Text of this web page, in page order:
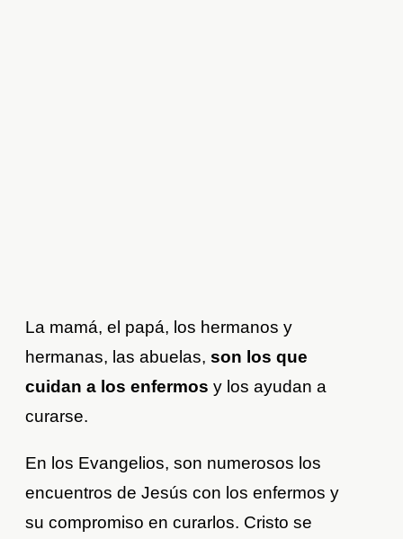
La mamá, el papá, los hermanos y
hermanas, las abuelas, son los que
cuidan a los enfermos y los ayudan a
curarse.
En los Evangelios, son numerosos los
encuentros de Jesús con los enfermos y
su compromiso en curarlos. Cristo se